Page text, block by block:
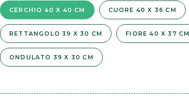
CERCHIO 40 X 40 CM CUORE 40 X 36 CM
RETTANGOLO 39 X 30 CM FIORE 40 X 37 CM
ONDULATO 39 X 30 CM